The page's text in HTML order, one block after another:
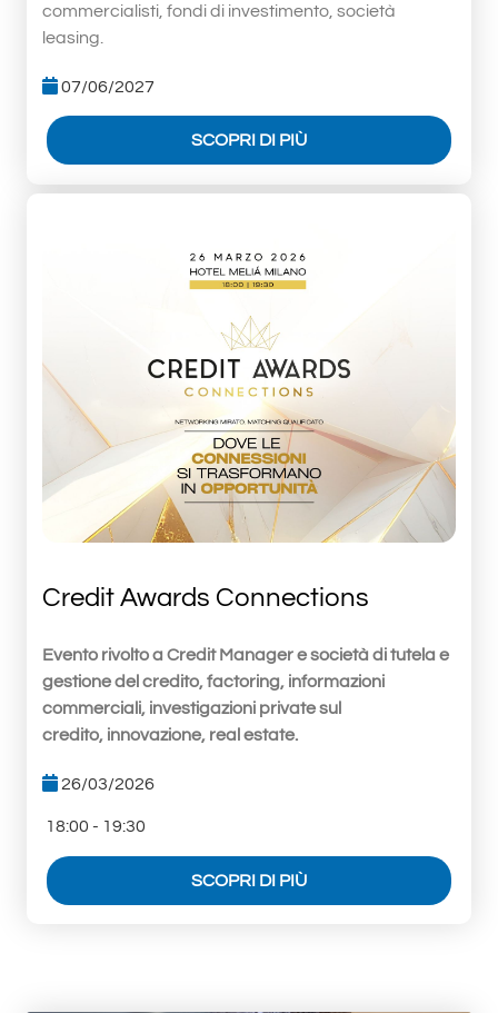
commercialisti, fondi di investimento, società
leasing.
07/06/2027
SCOPRI DI PIÙ
Credit Awards Connections
Evento rivolto a Credit Manager e società di tutela e
gestione del credito, factoring, informazioni
commerciali, investigazioni private sul
credito, innovazione, real estate.
26/03/2026
18:00 - 19:30
SCOPRI DI PIÙ